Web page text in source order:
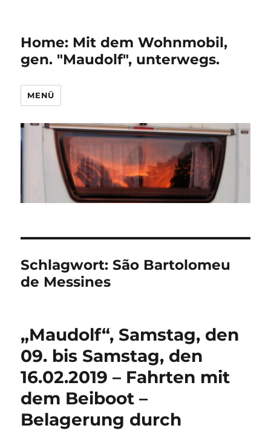
Home: Mit dem Wohnmobil,
gen. "Maudolf", unterwegs.
MENÜ
Schlagwort:São Bartolomeu
de Messines
„Maudolf“, Samstag, den
09. bis Samstag, den
16.02.2019 – Fahrten mit
dem Beiboot –
Belagerung durch